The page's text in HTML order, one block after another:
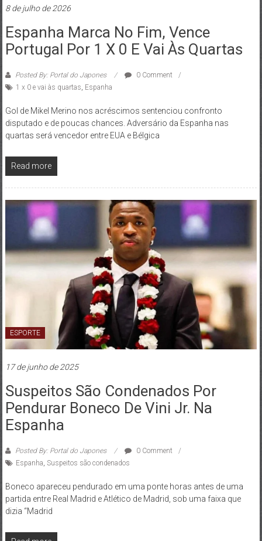
8 de julho de 2026
Espanha Marca No Fim, Vence
Portugal Por 1 X 0 E Vai Às Quartas
Posted By: Portal do Japones
0 Comment
1 x 0 e vai às quartas, Espanha
Gol de Mikel Merino nos acréscimos sentenciou confronto
disputado e de poucas chances. Adversário da Espanha nas
quartas será vencedor entre EUA e Bélgica
Read more
ESPORTE
17 de junho de 2025
Suspeitos São Condenados Por
Pendurar Boneco De Vini Jr. Na
Espanha
Posted By: Portal do Japones
0 Comment
Espanha, Suspeitos são condenados
Boneco apareceu pendurado em uma ponte horas antes de uma
partida entre Real Madrid e Atlético de Madrid, sob uma faixa que
dizia “Madrid